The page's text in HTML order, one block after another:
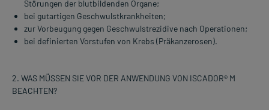
Störungen der blutbildenden Organe;
bei gutartigen Geschwulstkrankheiten;
zur Vorbeugung gegen Geschwulstrezidive nach Operationen;
bei definierten Vorstufen von Krebs (Präkanzerosen).
2. WAS MÜSSEN SIE VOR DER ANWENDUNG VON ISCADOR® M
BEACHTEN?